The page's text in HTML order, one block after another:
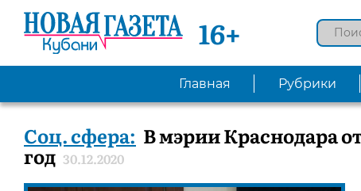
16+
Главная Рубрики
Соц. сфера: В мэрии Краснодара
год 30.12.2020